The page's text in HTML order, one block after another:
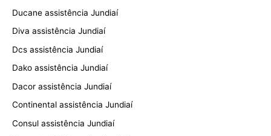
Ducane assistência Jundiaí
Diva assistência Jundiaí
Dcs assistência Jundiaí
Dako assistência Jundiaí
Dacor assistência Jundiaí
Continental assistência Jundiaí
Consul assistência Jundiaí